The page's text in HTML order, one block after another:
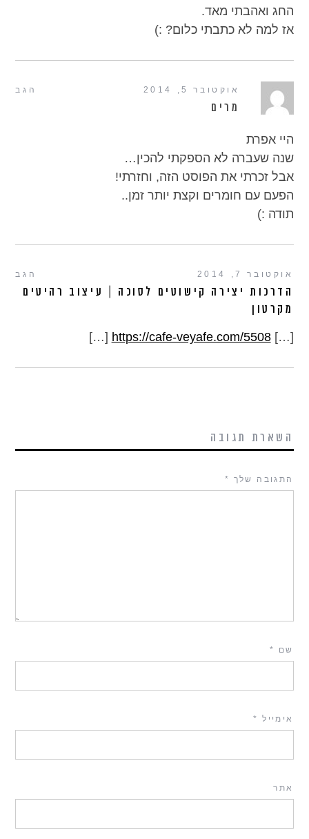
החג ואהבתי מאד.
אז למה לא כתבתי כלום? :)
הגב אוקטובר 5, 2014
מרים
היי אפרת
שנה שעברה לא הספקתי להכין…
אבל זכרתי את הפוסט הזה, וחזרתי!
הפעם עם חומרים וקצת יותר זמן..
תודה :)
הגב אוקטובר 7, 2014
הדרכות יצירה קישוטים לסוכה | עיצוב רהיטים
מקרטון
[…]
https://cafe-veyafe.com/5508
[…]
השארת תגובה
התגובה שלך *
שם *
אימייל *
אתר